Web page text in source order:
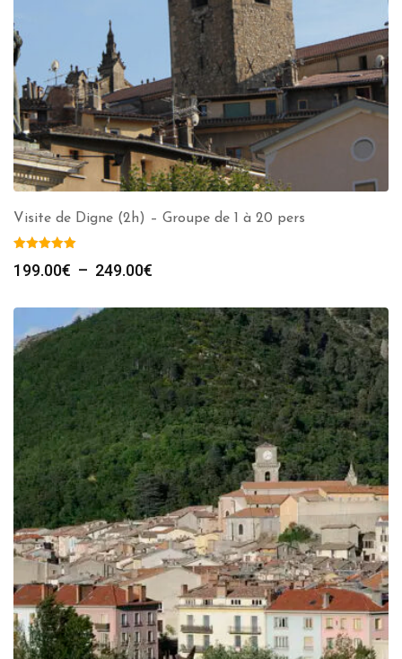
Visite de Digne (2h) – Groupe de 1 à 20 pers
199.00€ – 249.00€
prix :
199.00€
à
249.00€